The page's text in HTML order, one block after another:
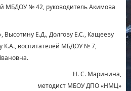
МБДОУ № 42, руководитель Акимова
Высотину Е.Д., Долгову Е.С., Кащееву
К.А., воспитателей МБДОУ № 7,
Н. С. Маринина,
методист МБОУ ДПО «НМЦ»